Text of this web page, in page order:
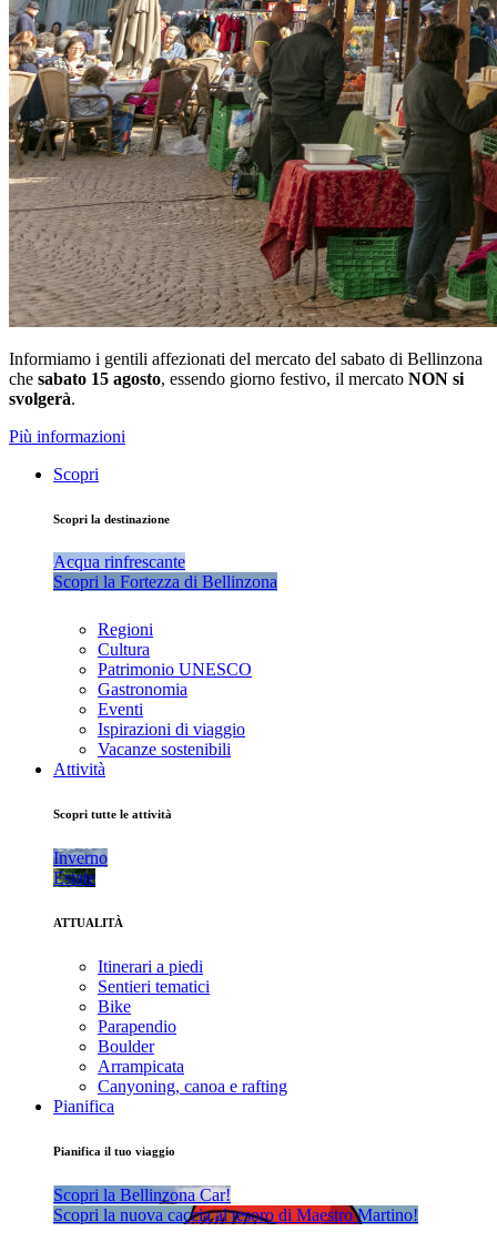
Informiamo i gentili affezionati del mercato del sabato di Bellinzona
che sabato 15 agosto, essendo giorno festivo, il mercato NON si
svolgerà.
Più informazioni
Scopri
Scopri la destinazione
Acqua rinfrescante
Scopri la Fortezza di Bellinzona
Regioni
Cultura
Patrimonio UNESCO
Gastronomia
Eventi
Ispirazioni di viaggio
Vacanze sostenibili
Attività
Scopri tutte le attività
Inverno
Estate
ATTUALITÀ
Itinerari a piedi
Sentieri tematici
Bike
Parapendio
Boulder
Arrampicata
Canyoning, canoa e rafting
Pianifica
Pianifica il tuo viaggio
Scopri la Bellinzona Car!
Scopri la nuova caccia al tesoro di Maestro Martino!